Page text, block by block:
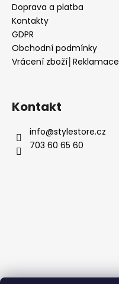
Doprava a platba
Kontakty
GDPR
Obchodní podmínky
Vrácení zboží│Reklamace
Kontakt
info@stylestore.cz
703 60 65 60